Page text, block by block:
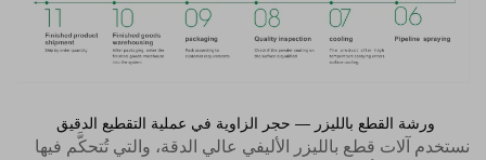
ورشة القطع بالليزر — حجر الزاوية في عملية التقطيع الدقيق
نستخدم آلات قطع بالليزر الأليفي عالي الدقة، والتي تُتحكَّم فيها